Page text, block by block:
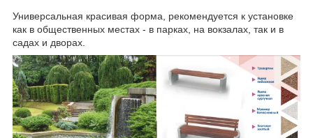
Универсальная красивая форма, рекомендуется к установке
как в общественных местах - в парках, на вокзалах, так и в
садах и дворах.